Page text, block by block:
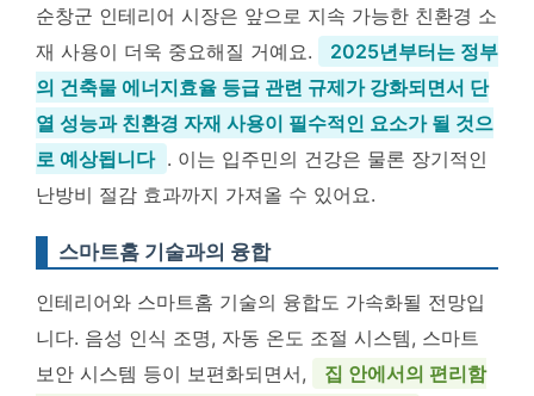
순창군 인테리어 시장은 앞으로 지속 가능한 친환경 소
재 사용이 더욱 중요해질 거예요.
2025년부터는 정부
의 건축물 에너지효율 등급 관련 규제가 강화되면서 단
열 성능과 친환경 자재 사용이 필수적인 요소가 될 것으
로 예상됩니다 . 이는 입주민의 건강은 물론 장기적인
난방비 절감 효과까지 가져올 수 있어요.
스마트홈 기술과의 융합
인테리어와 스마트홈 기술의 융합도 가속화될 전망입
니다. 음성 인식 조명, 자동 온도 조절 시스템, 스마트
보안 시스템 등이 보편화되면서,
집 안에서의 편리함